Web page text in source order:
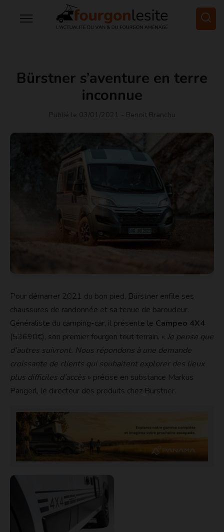
Bürstner s’aventure en terre
inconnue
Pour démarrer 2021 du bon pied, Bürstner enfile ses
chaussures de randonnée et sa tenue de baroudeur.
Généraliste du camping-car, il présente le Campeo 4X4
(53690€), son premier fourgon tout terrain. « Je pense que
d’autres suivront. Nous répondons à une demande
croissante de clients qui souhaitent explorer des lieux
plus difficiles d’accès » précise en substance Markus
Pangerl, le directeur des produits chez Bürstner.